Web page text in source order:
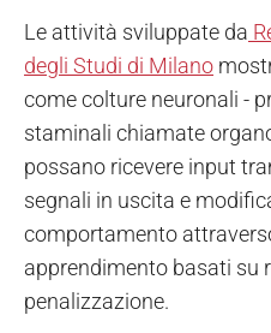
Le attività sviluppate da
degli Studi di Milano
come colture neuronali -
staminali chiamate
possano ricevere input
segnali in uscita e
comportamento
apprendimento basati su
penalizzazione.